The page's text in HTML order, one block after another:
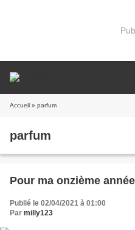
Accueil » parfum
parfum
Pour ma onzième
Publié le 02/04/2021 à 01:00
Par milly123